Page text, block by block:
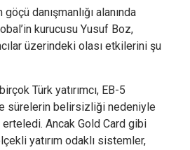
danışmanlığı alanında
kurucusu Yusuf Boz,
üzerindeki olası etkilerini şu
Türk yatırımcı, EB-5
sürelerin belirsizliği nedeniyle
erteledi. Ancak Gold Card gibi
yatırım odaklı sistemler,